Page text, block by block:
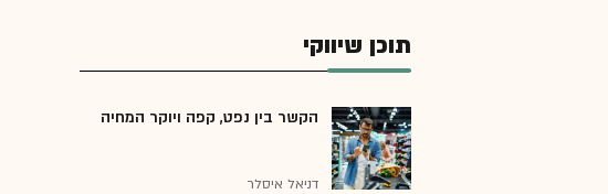
תוכן שיווקי
הקשר בין נפט, קפה ויוקר המחיה
דניאל איסלר